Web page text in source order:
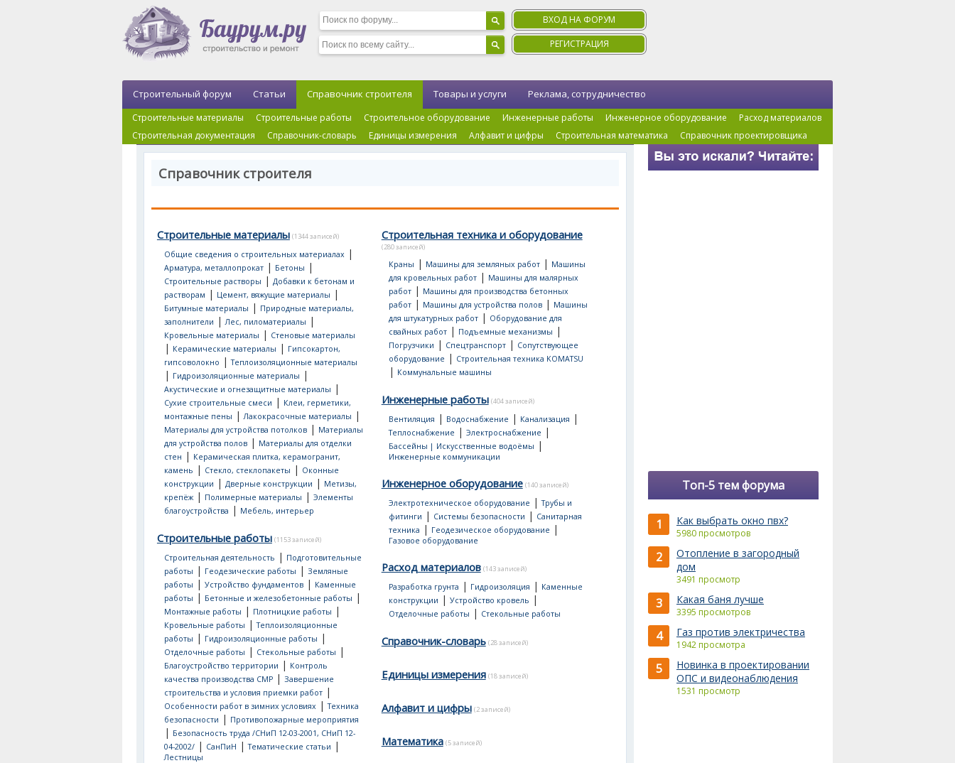
ВХОД НА ФОРУМ
РЕГИСТРАЦИЯ
Строительный форум Статьи Справочник строителя
Строительные материалы Строительные работы Строительное оборудование Инженерные работы Инженерное оборудование
Расход материалов
Строительная документация
Справочник-словарь Единицы измерения Алфавит и цифры Строительная математика Справочник проектировщика
Товары и услуги Реклама, сотрудничество
Справочник строителя
Строительные материалы (1344 записей)
Общие сведения о строительных материалах|
Арматура, металлопрокат| Бетоны |
Строительные растворы | Добавки к бетонам и
растворам | Цемент, вяжущие материалы |
Битумные материалы | Природные материалы,
заполнители |Лес, пиломатериалы |
Кровельные материалы | Стеновые материалы
| Керамические материалы | Гипсокартон,
гипсоволокно |Теплоизоляционные материалы
| Гидроизоляционные материалы |
Акустические и огнезащитные материалы |
Сухие строительные смеси | Клеи, герметики,
монтажные пены |Лакокрасочные материалы |
Материалы для устройства потолков| Материалы
для устройства полов| Материалы для отделки
стен | Керамическая плитка, керамогранит,
камень | Стекло, стеклопакеты | Оконные
конструкции | Дверные конструкции | Метизы,
крепёж| Полимерные материалы | Элементы
благоустройства | Мебель, интерьер
Строительные работы (1153 записей)
Строительная деятельность | Подготовительные
работы | Геодезические работы | Земляные
работы | Устройство фундаментов| Каменные
работы | Бетонные и железобетонные работы |
Монтажные работы | Плотницкие работы |
Кровельные работы |Теплоизоляционные
работы | Гидроизоляционные работы |
Отделочные работы | Стекольные работы |
Благоустройство территории | Контроль
качества производства СМР| Завершение
строительства и условия приемки работ|
Особенности работ в зимних условиях|Техника
безопасности | Противопожарные мероприятия
| Безопасность труда /СНиП 12-03-2001, СНиП 12-
04-2002/| СанПиН |Тематические статьи |
Лестницы
Строительная техника и оборудование
(280 записей)
Краны | Машины для земляных работ| Машины
для кровельных работ| Машины для малярных
работ| Машины для производства бетонных
работ| Машины для устройства полов| Машины
для штукатурных работ| Оборудование для
свайных работ| Подъемные механизмы |
Погрузчики | Спецтранспорт| Сопутствующее
оборудование | Строительная техника KOMATSU
| Коммунальные машины
Инженерные работы (404 записей)
Вентиляция | Водоснабжение | Канализация |
Теплоснабжение | Электроснабжение |
Бассейны | Искусственные водоёмы |
Инженерные коммуникации
Инженерное оборудование (140 записей)
Электротехническое оборудование |Трубы и
фитинги | Системы безопасности | Санитарная
техника | Геодезическое оборудование |
Газовое оборудование
Расход материалов (143 записей)
Разработка грунта | Гидроизоляция | Каменные
конструкции | Устройство кровель |
Отделочные работы | Стекольные работы
Справочник-словарь (28 записей)
Единицы измерения (18 записей)
Алфавит и цифры (2 записей)
Математика (5 записей)
Топ-5 тем форума
1 Как выбрать окно пвх?
5980 просмотров
2
Отопление в загородный
дом
3491 просмотр
3 Какая баня лучше
3395 просмотров
4 Газ против электричества
1942 просмотра
5
Новинка в проектировании
ОПС и видеонаблюдения
1531 просмотр